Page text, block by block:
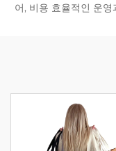
어, 비용 효율적인 운